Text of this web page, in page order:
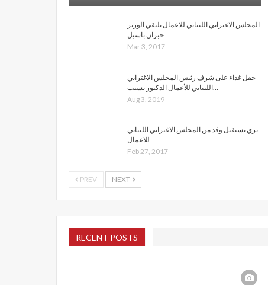
المجلس الاغترابي اللبناني للاعمال يلتقي الوزير
جبران باسيل
Mar 3, 2017
حفل غذاء على شرف رئيس المجلس الاغترابي
Aug 3, 2019
بري يستقبل وفد من المجلس الاغترابي اللبناني
للاعمال
Feb 27, 2017
PREV NEXT
RECENT POSTS